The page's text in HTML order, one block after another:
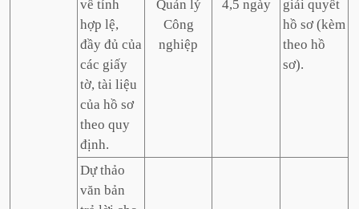
về tính
hợp lệ,
đầy đủ của
các giấy
tờ, tài liệu
của hồ sơ
theo quy
định.
Quản lý
Công
nghiệp
4,5 ngày
giải quyết
hồ sơ (kèm
theo hồ
sơ).
Dự thảo
văn bản